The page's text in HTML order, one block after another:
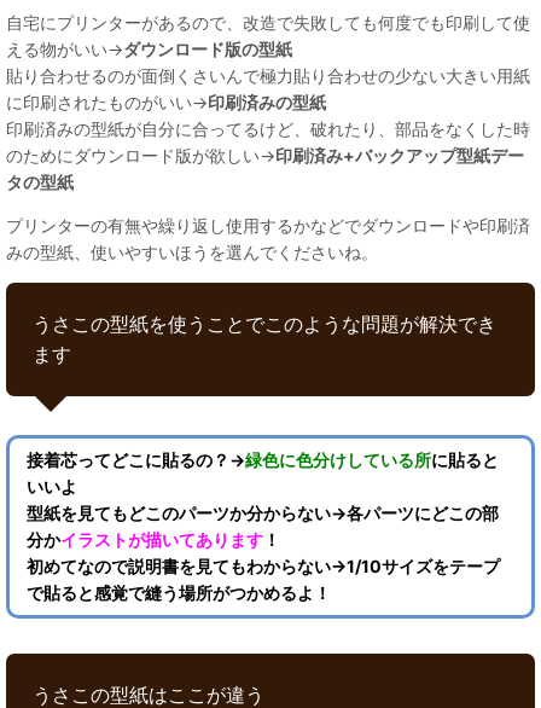
自宅にプリンターがあるので、改造で失敗しても何度でも印刷して使
える物がいい→ダウンロード版の型紙
貼り合わせるのが面倒くさいんで極力貼り合わせの少ない大きい用紙
に印刷されたものがいい→印刷済みの型紙
印刷済みの型紙が自分に合ってるけど、破れたり、部品をなくした時
のためにダウンロード版が欲しい→印刷済み+バックアップ型紙デー
タの型紙
プリンターの有無や繰り返し使用するかなどでダウンロードや印刷済
みの型紙、使いやすいほうを選んでくださいね。
うさこの型紙を使うことでこのような問題が解決でき
ます
接着芯ってどこに貼るの？→緑色に色分けしている所に貼ると
いいよ
型紙を見てもどこのパーツか分からない→各パーツにどこの部
分かイラストが描いてあります ！
初めてなので説明書を見てもわからない→1/10サイズをテープ
で貼ると感覚で縫う場所がつかめるよ！
うさこの型紙はここが違う